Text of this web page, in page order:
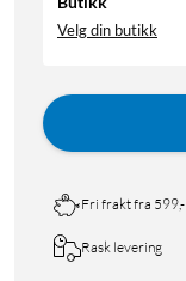
Velg din butikk
Fri frakt fra 599,-
Rask levering